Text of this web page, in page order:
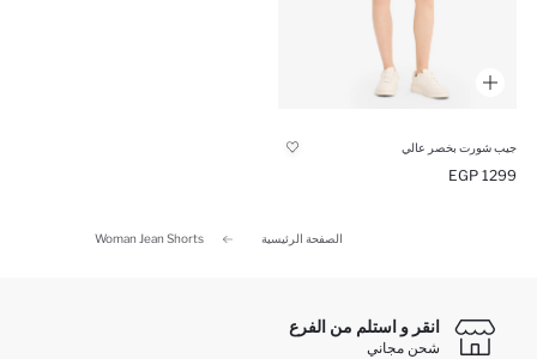
جيب شورت بخصر عالي
1299 EGP
الصفحة الرئيسية Woman Jean Shorts
انقر و استلم من الفرع
شحن مجاني